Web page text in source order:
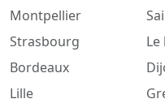
Montpellier
Strasbourg
Bordeaux
Lille
Le